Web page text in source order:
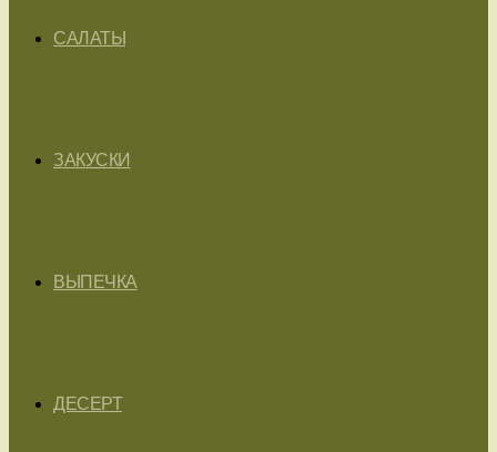
САЛАТЫ
ЗАКУСКИ
ВЫПЕЧКА
ДЕСЕРТ